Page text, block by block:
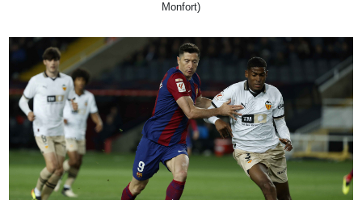
Monfort)